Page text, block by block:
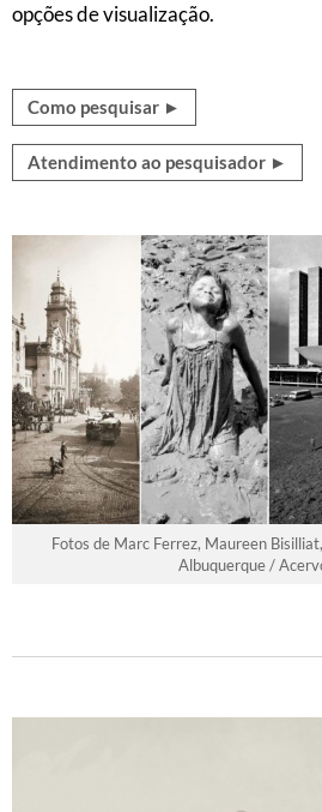
opções de visualização.
Como pesquisar ►
Atendimento ao pesquisador ►
Fotos de Marc Ferrez, Maureen
Albuquerque /